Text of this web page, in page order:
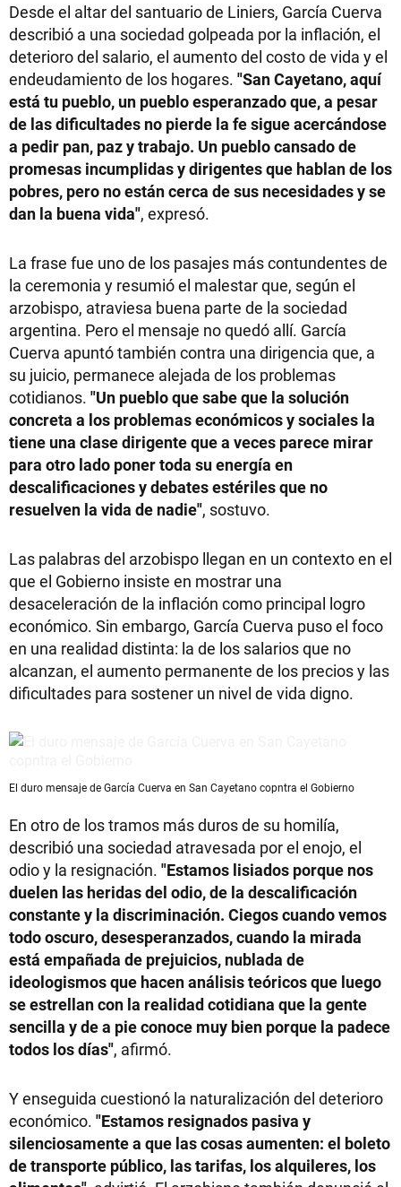
Desde el altar del santuario de Liniers, García Cuerva
describió a una sociedad golpeada por la inflación, el
deterioro del salario, el aumento del costo de vida y el
endeudamiento de los hogares. "San Cayetano, aquí
está tu pueblo, un pueblo esperanzado que, a pesar
de las dificultades no pierde la fe sigue acercándose
a pedir pan, paz y trabajo. Un pueblo cansado de
promesas incumplidas y dirigentes que hablan de los
pobres, pero no están cerca de sus necesidades y se
dan la buena vida", expresó.
La frase fue uno de los pasajes más contundentes de
la ceremonia y resumió el malestar que, según el
arzobispo, atraviesa buena parte de la sociedad
argentina. Pero el mensaje no quedó allí. García
Cuerva apuntó también contra una dirigencia que, a
su juicio, permanece alejada de los problemas
cotidianos. "Un pueblo que sabe que la solución
concreta a los problemas económicos y sociales la
tiene una clase dirigente que a veces parece mirar
para otro lado poner toda su energía en
descalificaciones y debates estériles que no
resuelven la vida de nadie", sostuvo.
Las palabras del arzobispo llegan en un contexto en el
que el Gobierno insiste en mostrar una
desaceleración de la inflación como principal logro
económico. Sin embargo, García Cuerva puso el foco
en una realidad distinta: la de los salarios que no
alcanzan, el aumento permanente de los precios y las
dificultades para sostener un nivel de vida digno.
El duro mensaje de García Cuerva en San Cayetano copntra el Gobierno
En otro de los tramos más duros de su homilía,
describió una sociedad atravesada por el enojo, el
odio y la resignación. "Estamos lisiados porque nos
duelen las heridas del odio, de la descalificación
constante y la discriminación. Ciegos cuando vemos
todo oscuro, desesperanzados, cuando la mirada
está empañada de prejuicios, nublada de
ideologismos que hacen análisis teóricos que luego
se estrellan con la realidad cotidiana que la gente
sencilla y de a pie conoce muy bien porque la padece
todos los días", afirmó.
Y enseguida cuestionó la naturalización del deterioro
económico. "Estamos resignados pasiva y
silenciosamente a que las cosas aumenten: el boleto
de transporte público, las tarifas, los alquileres, los